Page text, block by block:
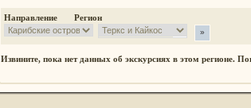
Направление Регион
Извините, пока нет данных об экскурсиях в этом регионе.